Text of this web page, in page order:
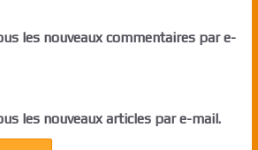
les nouveaux commentaires par e-
les nouveaux articles par e-mail.